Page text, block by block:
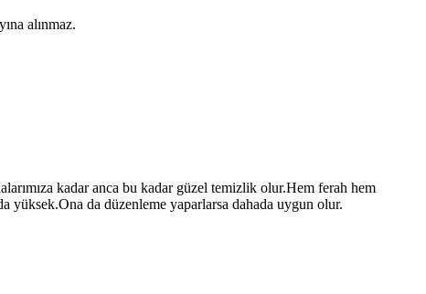
alınmaz.
kadar anca bu kadar güzel temizlik olur.Hem ferah hem
yüksek.Ona da düzenleme yaparlarsa dahada uygun olur.